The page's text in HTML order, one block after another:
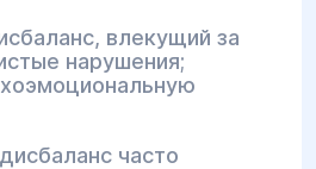
влекущий за
нарушения;
часто